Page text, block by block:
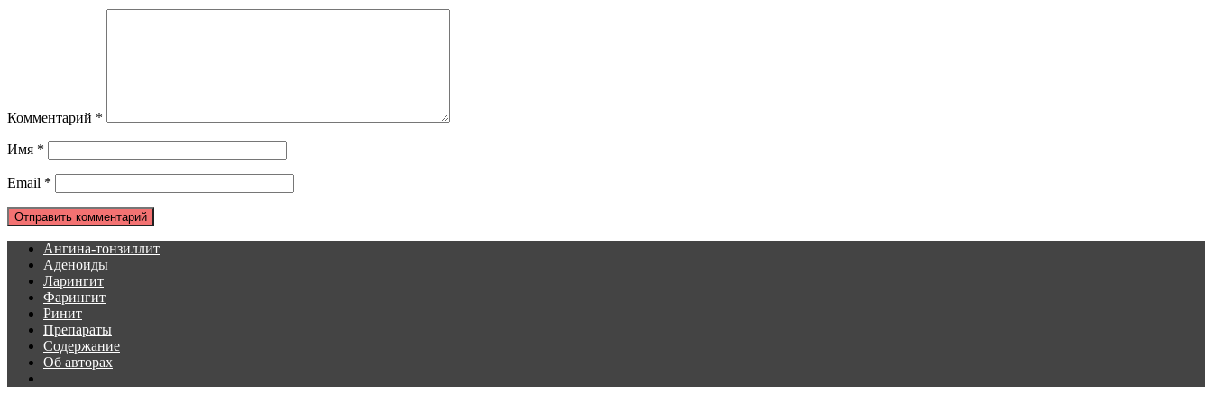
Комментарий *
Имя *
Email *
Ангина-тонзиллит
Аденоиды
Ларингит
Фарингит
Ринит
Препараты
Содержание
Об авторах